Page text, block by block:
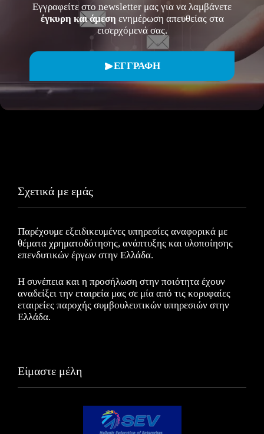
Εγγραφείτε στο newsletter μας για να λαμβάνετε
έγκυρη και άμεση ενημέρωση απευθείας στα
εισερχόμενά σας.
ΕΓΓΡΑΦΗ
Σχετικά με εμάς
Παρέχουμε εξειδικευμένες υπηρεσίες αναφορικά με
θέματα χρηματοδότησης, ανάπτυξης και υλοποίησης
επενδυτικών έργων στην Ελλάδα.
Η συνέπεια και η προσήλωση στην ποιότητα έχουν
αναδείξει την εταιρεία μας σε μία από τις κορυφαίες
εταιρείες παροχής συμβουλευτικών υπηρεσιών στην
Ελλάδα.
Είμαστε μέλη